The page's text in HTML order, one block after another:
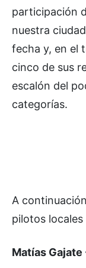
participación
nuestra
fecha y, en el
cinco de sus
escalón del
categorías.
A
pilotos
Matías Gajate